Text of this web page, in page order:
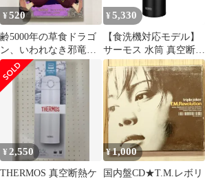
ェア・エニックス（青
年コミック）
¥520
齢5000年の草食ドラゴ
ン、いわれなき邪竜認
定 ～やだこの生贄、人
の話を聞いてくれない
～ (4) (ガンガンコミッ
クスJOKER) ／榎本 快
晴・ムロコウイチ
¥ 5,330
【食洗機対応モデル】
サーモス 水筒 真空断熱
ケータイマグ 500ml ブ
ラック
¥ 2,550
THERMOS 真空断熱ケ
¥1,000
国内盤CD★T.M.レボリ